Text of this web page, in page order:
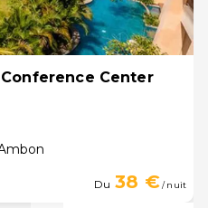
Center
Du 38 €/ nuit